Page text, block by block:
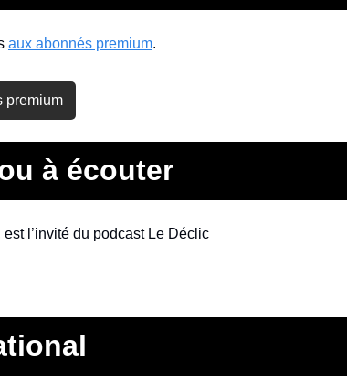
aux abonnés premium.
premium
à écouter
l’invité du podcast Le Déclic